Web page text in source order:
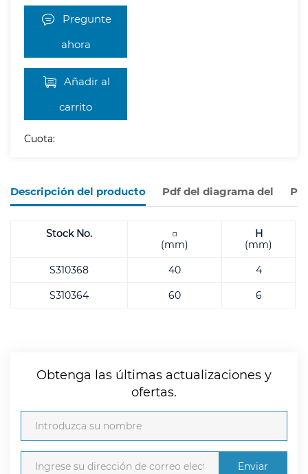
Pregunte
ahora
Añadir al
carrito
Cuota:
Descripción del producto Pdf del diagrama del
Stock No.
□
(mm)
H
(mm)
S310368
40
4
S310364
60 6
Obtenga las últimas actualizaciones y
ofertas.
Enviar